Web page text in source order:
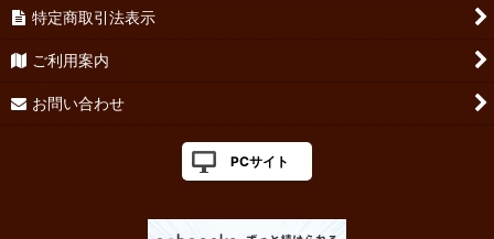
特定商取引法表示
ご利用案内
お問い合わせ
PCサイト